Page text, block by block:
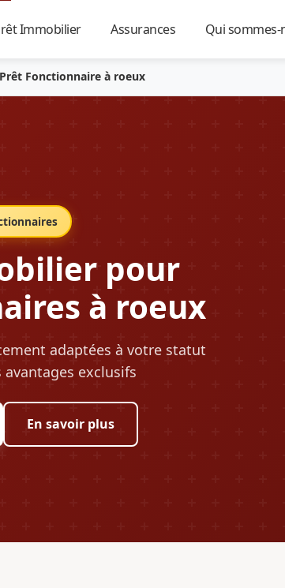
Immobilier Assurances Qui sommes-
Prêt Fonctionnaire à roeux
pour
à roeux
adaptées à votre statut
exclusifs
En savoir plus